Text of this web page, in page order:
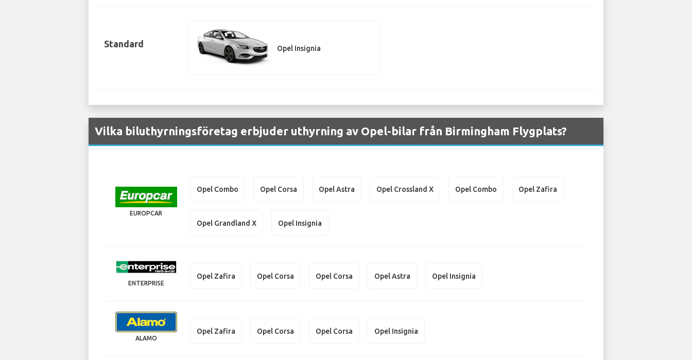
Standard Opel Insignia
Vilka biluthyrningsföretag erbjuder uthyrning av Opel-bilar från Birmingham Flygplats?
EUROPCAR
Opel Combo Opel Corsa Opel Astra Opel Crossland X Opel Combo Opel Zafira
Opel Grandland X Opel Insignia
ENTERPRISE
Opel Zafira Opel Corsa Opel Corsa Opel Astra Opel Insignia
ALAMO
Opel Zafira Opel Corsa Opel Corsa Opel Insignia